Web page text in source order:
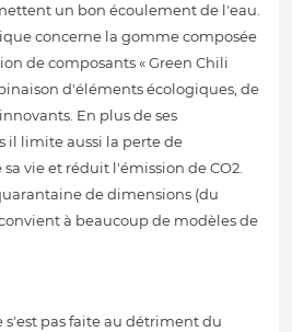
un bon écoulement de l'eau.
concerne la gomme composée
de composants « Green Chili
d'éléments écologiques, de
En plus de ses
il limite aussi la perte de
vie et réduit l'émission de CO2.
de dimensions (du
à beaucoup de modèles de
s'est pas faite au détriment du